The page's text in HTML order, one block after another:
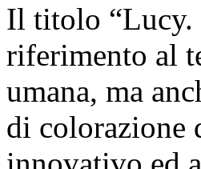
Il titolo “Lucy.
riferimento al
umana, ma
di colorazione